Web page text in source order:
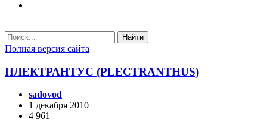
Найти
Полная версия сайта
ПЛЕКТРАНТУС (PLECTRANTHUS)
sadovod
1 декабря 2010
4 961